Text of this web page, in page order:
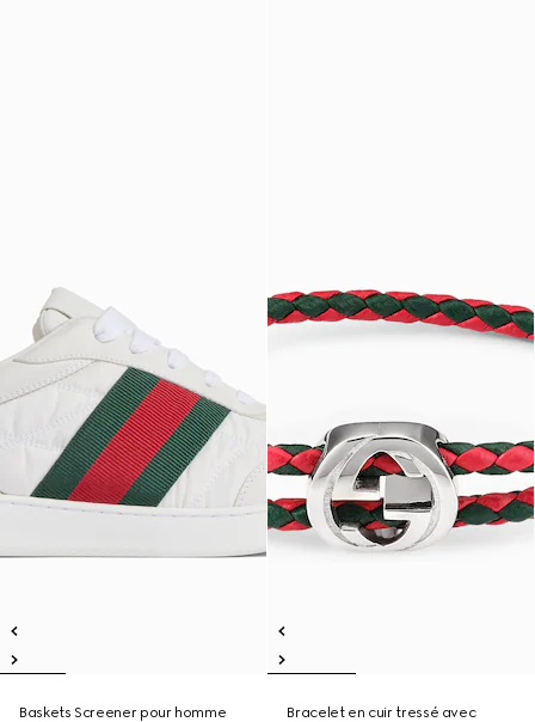
Baskets Screener pour homme
Bracelet en cuir tressé avec